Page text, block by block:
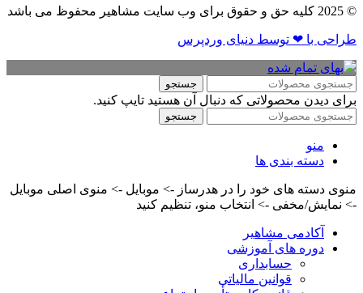
© 2025 کلیه حق و حقوق برای وب سایت مشاهیر محفوظ می باشد
طراحی با ❤ توسط​ دنیای وردپرس
جستجو
برای دیدن محصولاتی که دنبال آن هستید تایپ کنید.
جستجو
منو
دسته بندی ها
منوی دسته های خود را در هدرساز -> موبایل -> منوی اصلی موبایل
-> نمایش/مخفی -> انتخاب منو، تنظیم کنید
آکادمی مشاهیر
دوره های آموزشی
حسابداری
قوانین مالیاتی